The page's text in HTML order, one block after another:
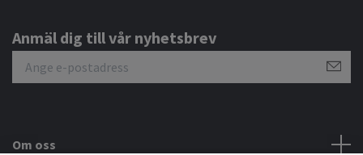
Anmäl dig till vår nyhetsbrev
Om oss